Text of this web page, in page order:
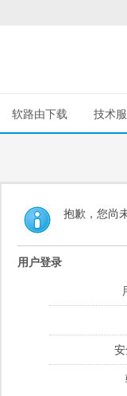
软路由下载 技术
抱歉，您尚
用户登录